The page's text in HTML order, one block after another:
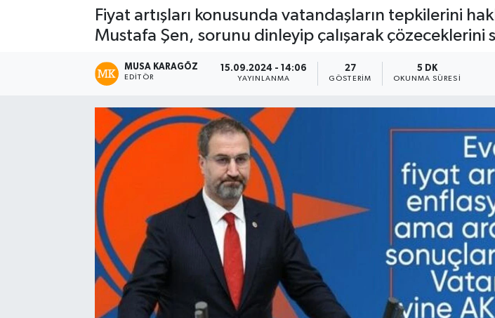
Fiyat artışları konusunda vatandaşların tepkilerini
Mustafa Şen, sorunu dinleyip çalışarak çözeceklerini
MUSA KARAGÖZ
EDITÖR
15.09.2024 - 14:06
YAYINLANMA
27
GÖSTERIM
5 DK
OKUNMA SÜRESI
Tüm Manşetler
Haber Arşivi